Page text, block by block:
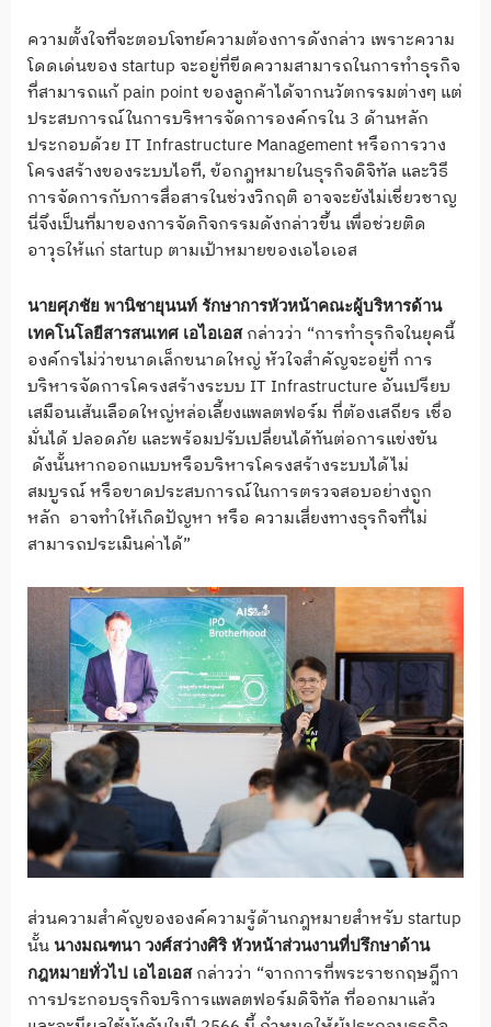
ความตั้งใจที่จะตอบโจทย์ความต้องการดังกล่าว เพราะความ
โดดเด่นของ startup จะอยู่ที่ขีดความสามารถในการทำธุรกิจ
ที่สามารถแก้ pain point ของลูกค้าได้จากนวัตกรรมต่างๆ แต่
ประสบการณ์ในการบริหารจัดการองค์กรใน 3 ด้านหลัก
ประกอบด้วย IT Infrastructure Management หรือการวาง
โครงสร้างของระบบไอที, ข้อกฎหมายในธุรกิจดิจิทัล และวิธี
การจัดการกับการสื่อสารในช่วงวิกฤติ อาจจะยังไม่เชี่ยวชาญ
นี่จึงเป็นที่มาของการจัดกิจกรรมดังกล่าวขึ้น เพื่อช่วยติด
อาวุธให้แก่ startup ตามเป้าหมายของเอไอเอส
นายศุภชัย พานิชายุนนท์ รักษาการหัวหน้าคณะผู้บริหารด้าน
เทคโนโลยีสารสนเทศ เอไอเอส กล่าวว่า “การทำธุรกิจในยุคนี้
องค์กรไม่ว่าขนาดเล็กขนาดใหญ่ หัวใจสำคัญจะอยู่ที่ การ
บริหารจัดการโครงสร้างระบบ IT Infrastructure อันเปรียบ
เสมือนเส้นเลือดใหญ่หล่อเลี้ยงแพลตฟอร์ม ที่ต้องเสถียร เชื่อ
มั่นได้ ปลอดภัย และพร้อมปรับเปลี่ยนได้ทันต่อการแข่งขัน
ดังนั้นหากออกแบบหรือบริหารโครงสร้างระบบได้ไม่
สมบูรณ์ หรือขาดประสบการณ์ในการตรวจสอบอย่างถูก
หลัก อาจทำให้เกิดปัญหา หรือ ความเสี่ยงทางธุรกิจที่ไม่
สามารถประเมินค่าได้”
ส่วนความสำคัญขององค์ความรู้ด้านกฎหมายสำหรับ startup
นั้น นางมณฑนา วงศ์สว่างศิริ หัวหน้าส่วนงานที่ปรึกษาด้าน
กฎหมายทั่วไป เอไอเอส กล่าวว่า “จากการที่พระราชกฤษฎีกา
การประกอบธุรกิจบริการแพลตฟอร์มดิจิทัล ที่ออกมาแล้ว